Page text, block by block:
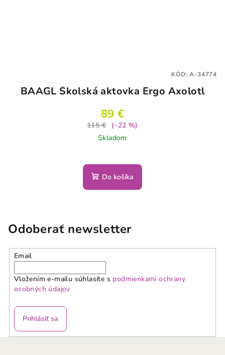
BAAGL Školská aktovka Ergo Axolotl
89 €
115 €
(–22 %)
Skladom
Do košíka
KÓD:A-34774
Odoberať newsletter
Email
Vložením e-mailu súhlasíte s podmienkami ochrany
osobných údajov
Prihlásiť sa